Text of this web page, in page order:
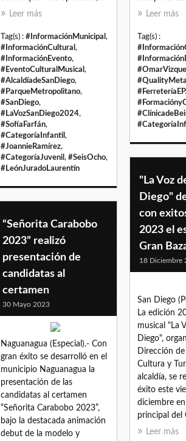
Leer más
Tag(s) : #InformaciónMunicipal ,
#InformaciónCultural ,
#InformaciónEvento,
#EventoCulturalMusical ,
#AlcaldíadeSanDiego,
#ParqueMetropolitano,
#SanDiego,
#LaVozSanDiego2024,
#SofíaFarfán,
#CategoríaInfantil ,
#JoannieRamírez,
#CategoríaJuvenil , #SeisOcho,
#LeónJuradoLaurentín
Leer más
Tag(s) :
#OmarVizquel
#QualityMetal
"La Voz
Diego"
con
2023 el
Gran
18 Diciembre
San Diego
La edición
musical "La
Diego",
Dirección
Cultura y
alcaldía, se
éxito este
diciembre
principal del
Leer más
“Señorita Carabobo
2023” realizó
presentación de
candidatas al
certamen
30 Mayo 2023
Naguanagua (Especial).- Con
gran éxito se desarrolló en el
municipio Naguanagua la
presentación de las
candidatas al certamen
“Señorita Carabobo 2023”,
bajo la destacada animación
debut de la modelo y